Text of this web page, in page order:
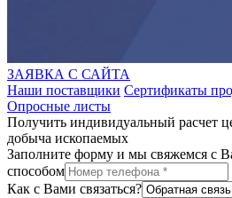
ЗАЯВКА С САЙТА
Наши поставщики Сертификаты
Опросные листы
Получить индивидуальный расчет
добыча ископаемых
Заполните форму и мы свяжемся с
способом
Как с Вами связаться?